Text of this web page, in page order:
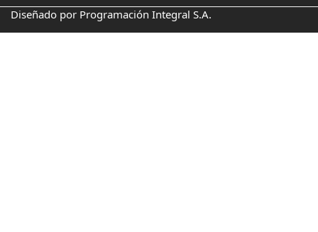
Diseñado por Programación Integral S.A.